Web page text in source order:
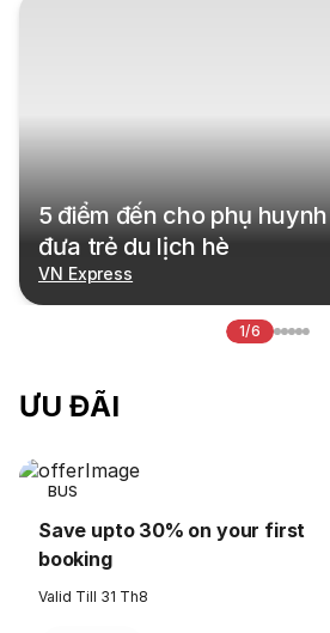
5 điểm đến cho phụ huynh
đưa trẻ du lịch hè
VN Express
1/6
ƯU ĐÃI
BUS
Save upto 30% on your first
booking
Valid Till 31 Th8